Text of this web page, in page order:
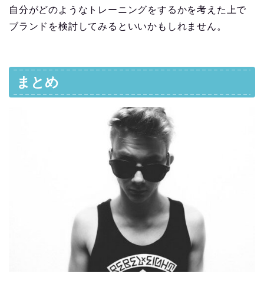
自分がどのようなトレーニングをするかを考えた上で
ブランドを検討してみるといいかもしれません。
まとめ